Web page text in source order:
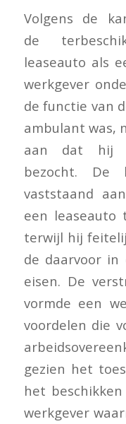
Volgens de
de
leaseauto als
werkgever
de functie van
ambulant was,
aan dat hij
bezocht. De
vaststaand
een leaseauto
terwijl hij
de daarvoor in
eisen. De
vormde een
voordelen die
gezien het
het
werkgever